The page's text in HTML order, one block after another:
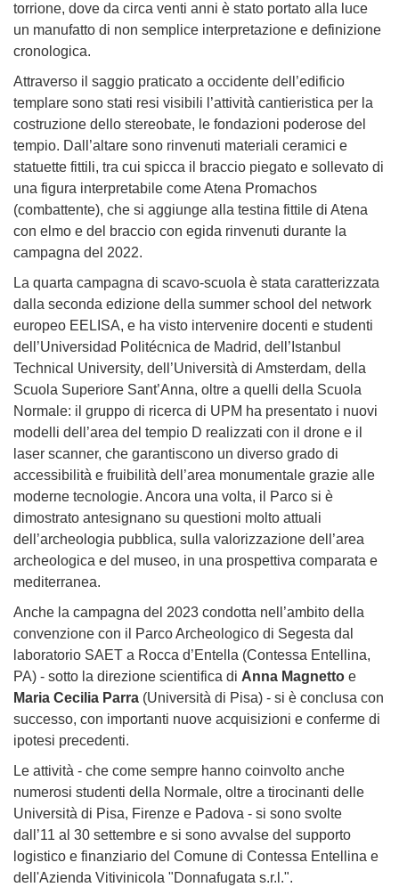
torrione, dove da circa venti anni è stato portato alla luce
un manufatto di non semplice interpretazione e definizione
cronologica.
Attraverso il saggio praticato a occidente dell’edificio
templare sono stati resi visibili l’attività cantieristica per la
costruzione dello stereobate, le fondazioni poderose del
tempio. Dall’altare sono rinvenuti materiali ceramici e
statuette fittili, tra cui spicca il braccio piegato e sollevato di
una figura interpretabile come Atena Promachos
(combattente), che si aggiunge alla testina fittile di Atena
con elmo e del braccio con egida rinvenuti durante la
campagna del 2022.
La quarta campagna di scavo-scuola è stata caratterizzata
dalla seconda edizione della summer school del network
europeo EELISA, e ha visto intervenire docenti e studenti
dell’Universidad Politécnica de Madrid, dell’Istanbul
Technical University, dell’Università di Amsterdam, della
Scuola Superiore Sant’Anna, oltre a quelli della Scuola
Normale: il gruppo di ricerca di UPM ha presentato i nuovi
modelli dell’area del tempio D realizzati con il drone e il
laser scanner, che garantiscono un diverso grado di
accessibilità e fruibilità dell’area monumentale grazie alle
moderne tecnologie. Ancora una volta, il Parco si è
dimostrato antesignano su questioni molto attuali
dell’archeologia pubblica, sulla valorizzazione dell’area
archeologica e del museo, in una prospettiva comparata e
mediterranea.
Anche la campagna del 2023 condotta nell’ambito della
convenzione con il Parco Archeologico di Segesta dal
laboratorio SAET a Rocca d’Entella (Contessa Entellina,
PA) - sotto la direzione scientifica di Anna Magnetto e
Maria Cecilia Parra (Università di Pisa) - si è conclusa con
successo, con importanti nuove acquisizioni e conferme di
ipotesi precedenti.
Le attività - che come sempre hanno coinvolto anche
numerosi studenti della Normale, oltre a tirocinanti delle
Università di Pisa, Firenze e Padova - si sono svolte
dall’11 al 30 settembre e si sono avvalse del supporto
logistico e finanziario del Comune di Contessa Entellina e
dell'Azienda Vitivinicola "Donnafugata s.r.l.".